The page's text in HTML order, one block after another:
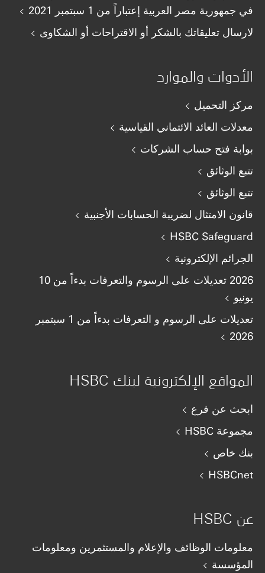
في جمهورية مصر العربية إعتباراً من 1 سبتمبر 2021
لارسال تعليقاتك بالشكر أو الاقتراحات أو الشكاوى
الأدوات والموارد
مركز التحميل
معدلات العائد الائتماني القياسية
بوابة فتح حساب الشركات
تتبع الوثائق
تتبع الوثائق
قانون الامتثال لضريبة الحسابات الأجنبية
HSBC Safeguard
الجرائم الإلكترونية
2026 تعديلات على الرسوم والتعرفات بدءاً من 10
يونيو
تعديلات على الرسوم و التعرفات بدءاً من 1 سبتمبر
2026
المواقع الإلكترونية لبنك HSBC
ابحث عن فرع
مجموعة HSBC
بنك خاص
HSBCnet
عن HSBC
معلومات الوظائف والإعلام والمستثمرين ومعلومات
المؤسسة